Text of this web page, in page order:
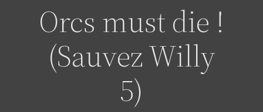
Orcs must die !
(Sauvez Willy
5)